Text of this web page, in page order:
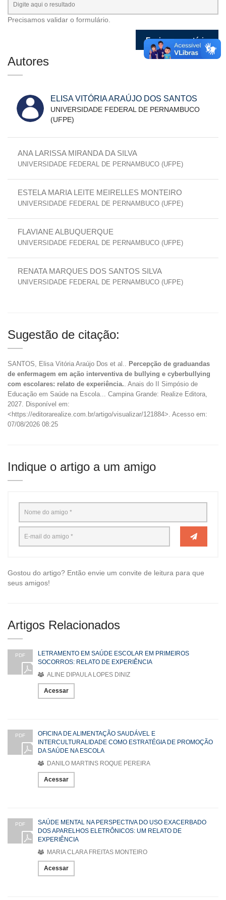
Precisamos validar o formulário.
Autores
ELISA VITÓRIA ARAÚJO DOS SANTOS
UNIVERSIDADE FEDERAL DE PERNAMBUCO
(UFPE)
ANA LARISSA MIRANDA DA SILVA
UNIVERSIDADE FEDERAL DE PERNAMBUCO (UFPE)
ESTELA MARIA LEITE MEIRELLES MONTEIRO
UNIVERSIDADE FEDERAL DE PERNAMBUCO (UFPE)
FLAVIANE ALBUQUERQUE
UNIVERSIDADE FEDERAL DE PERNAMBUCO (UFPE)
RENATA MARQUES DOS SANTOS SILVA
UNIVERSIDADE FEDERAL DE PERNAMBUCO (UFPE)
Sugestão de citação:
SANTOS, Elisa Vitória Araújo Dos et al..
Percepção de graduandas
de enfermagem em ação interventiva de bullying e cyberbullying
com escolares: relato de experiência. . Anais do II Simpósio de
Educação em Saúde na Escola... Campina Grande: Realize Editora,
2027. Disponível em:
<https://editorarealize.com.br/artigo/visualizar/121884>. Acesso em:
07/08/2026 08:25
Indique o artigo a um amigo
Gostou do artigo? Então envie um convite de leitura para que
seus amigos!
Artigos Relacionados
PDF
LETRAMENTO EM SAÚDE ESCOLAR EM PRIMEIROS
SOCORROS: RELATO DE EXPERIÊNCIA
ALINE DIPAULA LOPES DINIZ
Acessar
PDF
OFICINA DE ALIMENTAÇÃO SAUDÁVEL E
INTERCULTURALIDADE COMO ESTRATÉGIA DE PROMOÇÃO
DA SAÚDE NA ESCOLA
DANILO MARTINS ROQUE PEREIRA
Acessar
PDF
SAÚDE MENTAL NA PERSPECTIVA DO USO EXACERBADO
DOS APARELHOS ELETRÔNICOS: UM RELATO DE
EXPERIÊNCIA
MARIA CLARA FREITAS MONTEIRO
Acessar